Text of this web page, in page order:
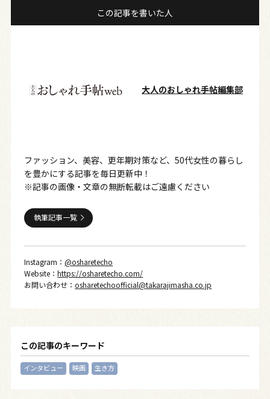
この記事を書いた人
大人のおしゃれ手帖編集部
ファッション、美容、更年期対策など、50代女性の暮らし
を豊かにする記事を毎日更新中！
※記事の画像・文章の無断転載はご遠慮ください
執筆記事一覧
Instagram：@osharetecho
Website：https://osharetecho.com/
お問い合わせ：osharetechoofficial@takarajimasha.co.jp
この記事のキーワード
インタビュー 映画 生き方